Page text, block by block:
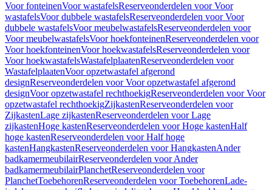
Voor fonteinenVoor wastafelsReserveonderdelen voor Voor
wastafelsVoor dubbele wastafelsReserveonderdelen voor Voor
dubbele wastafelsVoor meubelwastafelsReserveonderdelen voor
Voor meubelwastafelsVoor hoekfonteinenReserveonderdelen voor
Voor hoekfonteinenVoor hoekwastafelsReserveonderdelen voor
Voor hoekwastafelsWastafelplaatenReserveonderdelen voor
WastafelplaatenVoor opzetwastafel afgerond
designReserveonderdelen voor Voor opzetwastafel afgerond
designVoor opzetwastafel rechthoekigReserveonderdelen voor Voor
opzetwastafel rechthoekigZijkastenReserveonderdelen voor
ZijkastenLage zijkastenReserveonderdelen voor Lage
zijkastenHoge kastenReserveonderdelen voor Hoge kastenHalf
hoge kastenReserveonderdelen voor Half hoge
kastenHangkastenReserveonderdelen voor HangkastenAnder
badkamermeubilairReserveonderdelen voor Ander
badkamermeubilairPlanchetReserveonderdelen voor
PlanchetToebehorenReserveonderdelen voor ToebehorenLade-